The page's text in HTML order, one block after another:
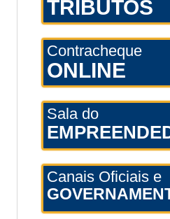
TRIBUTOS
Contracheque
ONLINE
Sala do
Canais Oficiais e